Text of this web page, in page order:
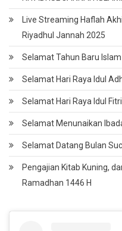
Live Streaming Haflah
Riyadhul Jannah 2025
Selamat Tahun Baru
Selamat Hari Raya Idul
Selamat Hari Raya Idul
Selamat Menunaikan
Selamat Datang Bulan
Pengajian Kitab Kuning,
Ramadhan 1446 H